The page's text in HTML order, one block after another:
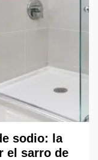
sodio: la
el sarro de